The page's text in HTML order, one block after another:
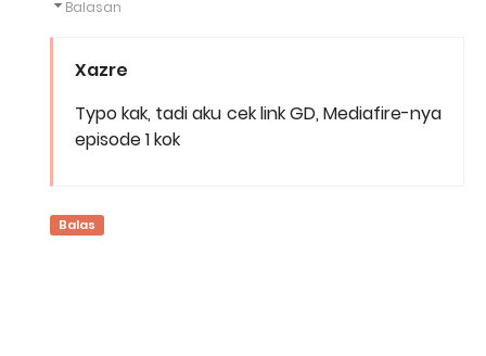
Balasan
Xazre
Typo kak, tadi aku cek link GD, Mediafire-nya
episode 1 kok
Balas